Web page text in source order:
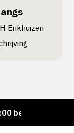
Enkhuizen
= dezelfde